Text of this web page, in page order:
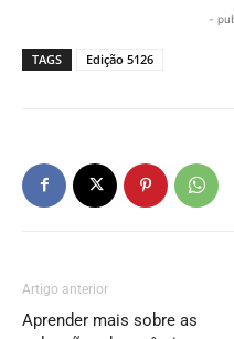
-
TAGS Edição 5126
Artigo anterior
Aprender mais sobre as